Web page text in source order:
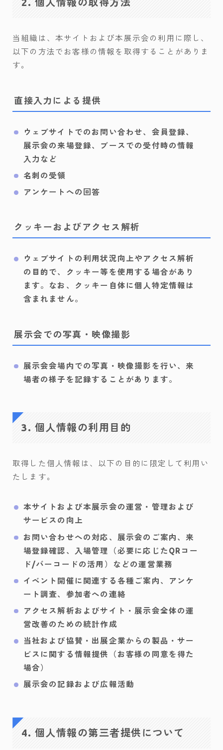
2. 個人情報の取得方法
当組織は、本サイトおよび本展示会の利用に際し、
以下の方法でお客様の情報を取得することがありま
す。
直接入力による提供
ウェブサイトでのお問い合わせ、会員登録、
展示会の来場登録、ブースでの受付時の情報
入力など
名刺の受領
アンケートへの回答
クッキーおよびアクセス解析
ウェブサイトの利用状況向上やアクセス解析
の目的で、クッキー等を使用する場合があり
ます。なお、クッキー自体に個人特定情報は
含まれません。
展示会での写真・映像撮影
展示会会場内での写真・映像撮影を行い、来
場者の様子を記録することがあります。
3. 個人情報の利用目的
取得した個人情報は、以下の目的に限定して利用い
たします。
本サイトおよび本展示会の運営・管理および
サービスの向上
お問い合わせへの対応、展示会のご案内、来
場登録確認、入場管理（必要に応じたQRコー
ド/バーコードの活用）などの運営業務
イベント開催に関連する各種ご案内、アンケ
ート調査、参加者への連絡
アクセス解析およびサイト・展示会全体の運
営改善のための統計作成
当社および協賛・出展企業からの製品・サー
ビスに関する情報提供（お客様の同意を得た
場合）
展示会の記録および広報活動
4. 個人情報の第三者提供について